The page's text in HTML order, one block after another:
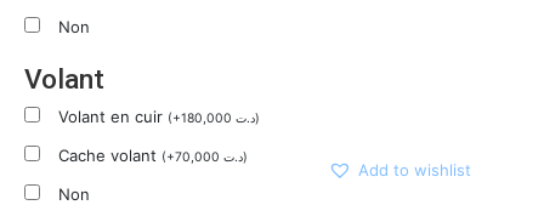
Non
Volant
Volant en cuir (+180,000 د.ت)
Cache volant (+70,000 د.ت)
Non
Add to wishlist